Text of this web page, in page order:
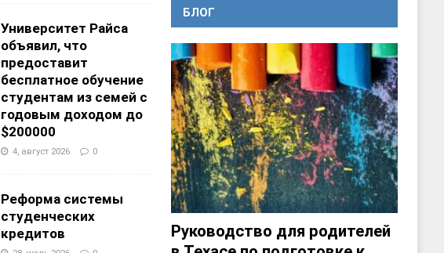
Университет Райса
объявил, что
предоставит
бесплатное обучение
студентам из семей с
годовым доходом до
$200000
4, август 2026 0
Реформа системы
студенческих
кредитов
БЛОГ
Руководство для родителей